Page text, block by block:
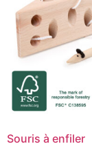
Souris à enfiler